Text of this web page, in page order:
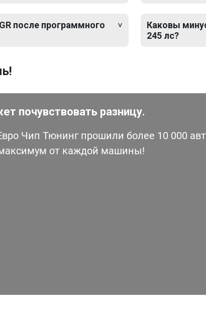
после программного
Каковы
245 лс?
почувствовать разницу.
Чип Тюнинг прошили более 10 000
от каждой машины!